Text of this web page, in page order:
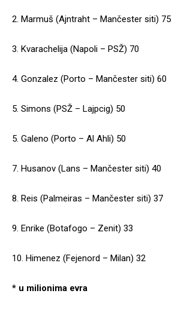
2. Marmuš (Ajntraht – Mančester siti) 75
3. Kvarachelija (Napoli – PSŽ) 70
4. Gonzalez (Porto – Mančester siti) 60
5. Simons (PSŽ – Lajpcig) 50
5. Galeno (Porto – Al Ahli) 50
7. Husanov (Lans – Mančester siti) 40
8. Reis (Palmeiras – Mančester siti) 37
9. Enrike (Botafogo – Zenit) 33
10. Himenez (Fejenord – Milan) 32
* u milionima evra